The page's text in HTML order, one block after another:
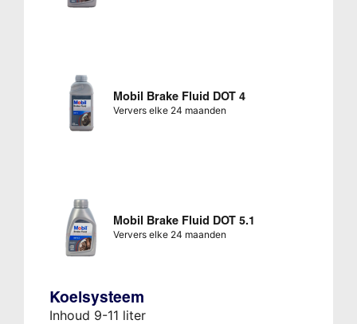
Mobil Brake Fluid DOT 4
Ververs elke 24 maanden
Mobil Brake Fluid DOT 5.1
Ververs elke 24 maanden
Koelsysteem
Inhoud 9-11 liter